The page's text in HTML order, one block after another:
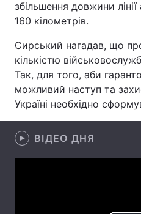
Цікавинки
Лонгріди
Відео з Youtube
Інтерв'ю
збільшення довжини
160 кілометрів.
Сирський нагадав, що
кількістю
Так, для того, аби
можливий наступ та
Україні необхідно
ВІДЕО ДНЯ